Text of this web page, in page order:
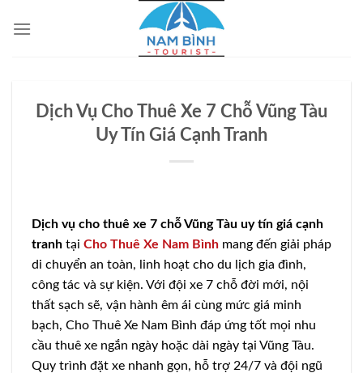
qua
Dịch Vụ Cho Thuê Xe 7 Chỗ Vũng Tàu
Uy Tín Giá Cạnh Tranh
Dịch vụ cho thuê xe 7 chỗ Vũng Tàu uy tín giá cạnh
tranh tại Cho Thuê Xe Nam Bình mang đến giải pháp
di chuyển an toàn, linh hoạt cho du lịch gia đình,
công tác và sự kiện. Với đội xe 7 chỗ đời mới, nội
thất sạch sẽ, vận hành êm ái cùng mức giá minh
bạch, Cho Thuê Xe Nam Bình đáp ứng tốt mọi nhu
cầu thuê xe ngắn ngày hoặc dài ngày tại Vũng Tàu.
Quy trình đặt xe nhanh gọn, hỗ trợ 24/7 và đội ngũ